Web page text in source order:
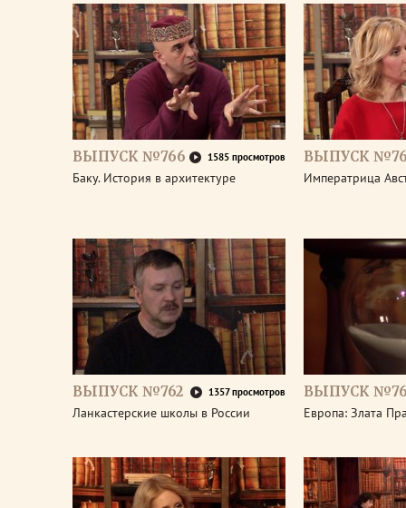
ВЫПУСК №766 1585 просмотров
Баку. История в архитектуре
ВЫПУСК
Императрица
ВЫПУСК №762 1357 просмотров
Ланкастерские школы в России
ВЫПУСК
Европа: Злата